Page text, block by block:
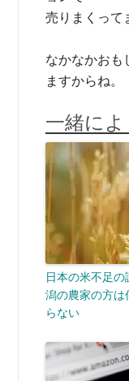
売りまくって
なかなかおも
ますからね。
一緒に
日本の米不足
潟の農家の方は
らない